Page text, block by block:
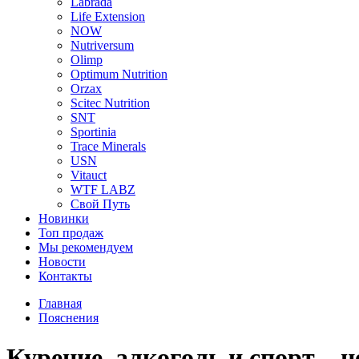
Life Extension
NOW
Nutriversum
Olimp
Optimum Nutrition
Orzax
Scitec Nutrition
SNT
Sportinia
Trace Minerals
USN
Vitauct
WTF LABZ
Свой Путь
Новинки
Топ продаж
Мы рекомендуем
Новости
Контакты
Главная
Пояснения